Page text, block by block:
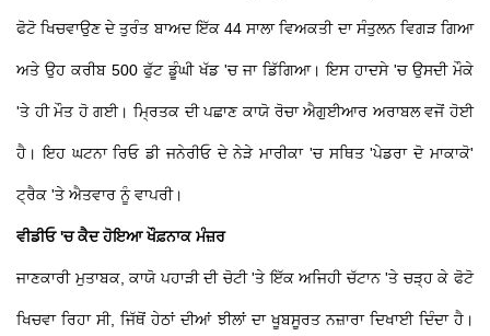
ਫੋਟੋ ਖਿਚਵਾਉਣ ਦੇ ਤੁਰੰਤ ਬਾਅਦ ਇੱਕ 44 ਸਾਲਾ ਵਿਅਕਤੀ ਦਾ ਸੰਤੁਲਨ ਵਿਗੜ ਗਿਆ
ਅਤੇ ਉਹ ਕਰੀਬ 500 ਫੁੱਟ ਡੂੰਘੀ ਖੱਡ 'ਚ ਜਾ ਡਿੱਗਿਆ। ਇਸ ਹਾਦਸੇ 'ਚ ਉਸਦੀ ਮੌਕੇ
'ਤੇ ਹੀ ਮੌਤ ਹੋ ਗਈ। ਮ੍ਰਿਤਕ ਦੀ ਪਛਾਣ ਕਾਯੋ ਰੋਚਾ ਐਗੁਈਆਰ ਅਰਾਬਲ ਵਜੋਂ ਹੋਈ
ਹੈ। ਇਹ ਘਟਨਾ ਰਿਓ ਡੀ ਜਨੇਰੀਓ ਦੇ ਨੇੜੇ ਮਾਰੀਕਾ 'ਚ ਸਥਿਤ 'ਪੇਡਰਾ ਦੋ ਮਾਕਾਕੋ'
ਟ੍ਰੈਕ 'ਤੇ ਐਤਵਾਰ ਨੂੰ ਵਾਪਰੀ।
ਵੀਡੀਓ 'ਚ ਕੈਦ ਹੋਇਆ ਖੌਫ਼ਨਾਕ ਮੰਜ਼ਰ
ਜਾਣਕਾਰੀ ਮੁਤਾਬਕ, ਕਾਯੋ ਪਹਾੜੀ ਦੀ ਚੋਟੀ 'ਤੇ ਇੱਕ ਅਜਿਹੀ ਚੱਟਾਨ 'ਤੇ ਚੜ੍ਹ ਕੇ ਫੋਟੋ
ਖਿਚਵਾ ਰਿਹਾ ਸੀ, ਜਿੱਥੋਂ ਹੇਠਾਂ ਦੀਆਂ ਝੀਲਾਂ ਦਾ ਖੂਬਸੂਰਤ ਨਜ਼ਾਰਾ ਦਿਖਾਈ ਦਿੰਦਾ ਹੈ।